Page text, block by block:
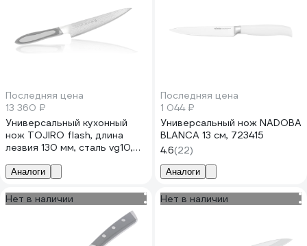
Последняя цена
13 360 ₽
Универсальный кухонный
нож TOJIRO flash, длина
лезвия 130 мм, сталь vg10,
FF-PA130
Аналоги
Последняя цена
1 044 ₽
Универсальный нож NADOBA
BLANCA 13 см, 723415
4.6(22)
Аналоги
Нет в наличии Нет в наличии